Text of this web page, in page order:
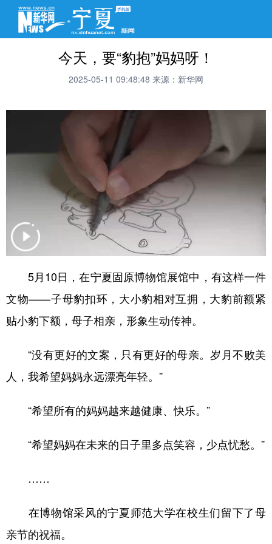
今天，要“豹抱”妈妈呀！
2025-05-11 09:48:48 来源：新华网
5月10日，在宁夏固原博物馆展馆中，有这样一件
文物——子母豹扣环，大小豹相对互拥，大豹前额紧
贴小豹下额，母子相亲，形象生动传神。
“没有更好的文案，只有更好的母亲。岁月不败美
人，我希望妈妈永远漂亮年轻。”
“希望所有的妈妈越来越健康、快乐。”
“希望妈妈在未来的日子里多点笑容，少点忧愁。”
……
在博物馆采风的宁夏师范大学在校生们留下了母
亲节的祝福。